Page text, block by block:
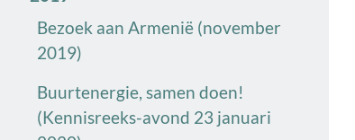
Bezoek aan Armenië (november
2019)
Buurtenergie, samen doen!
(Kennisreeks-avond 23 januari